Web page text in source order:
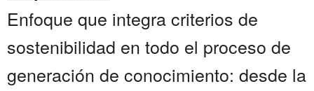
Enfoque que integra criterios de
sostenibilidad en todo el proceso de
generación de conocimiento: desde la